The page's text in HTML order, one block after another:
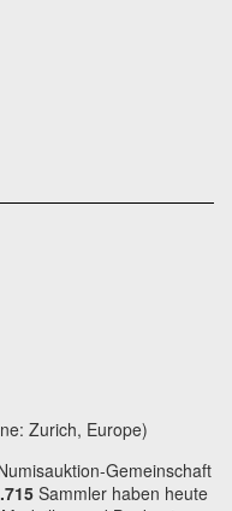
Zurich, Europe)
Gemeinschaft
Sammler haben heute